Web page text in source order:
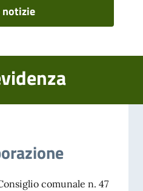
comunale n. 47